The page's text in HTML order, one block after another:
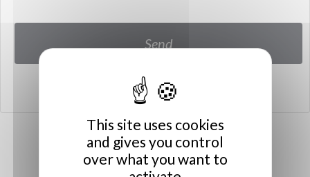
This site uses cookies
and gives you control
over what you want to